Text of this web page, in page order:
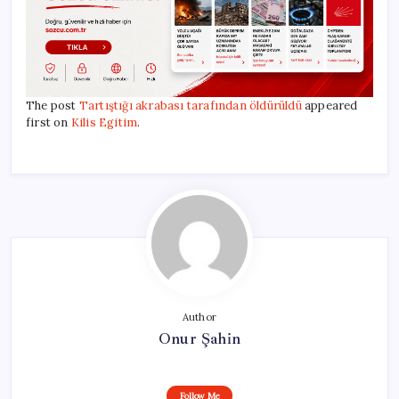
The post Tartıştığı akrabası tarafından öldürüldüappeared
first on Kilis Egitim.
Author
Onur Şahin
Follow Me